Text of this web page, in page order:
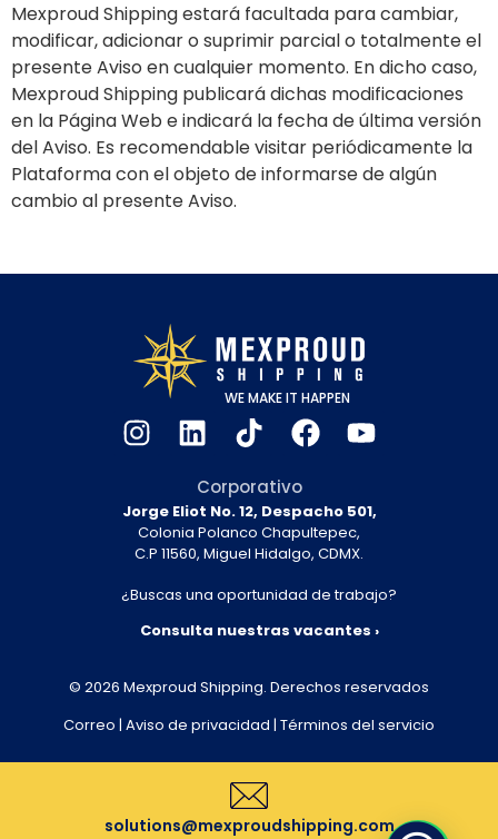
Mexproud Shipping estará facultada para cambiar,
modificar, adicionar o suprimir parcial o totalmente el
presente Aviso en cualquier momento. En dicho caso,
Mexproud Shipping publicará dichas modificaciones
en la Página Web e indicará la fecha de última versión
del Aviso. Es recomendable visitar periódicamente la
Plataforma con el objeto de informarse de algún
cambio al presente Aviso.
WE MAKE IT HAPPEN
Corporativo
Jorge Eliot No. 12, Despacho 501,
Colonia Polanco Chapultepec,
C.P 11560, Miguel Hidalgo, CDMX.
¿Buscas una oportunidad de trabajo?
Consulta nuestras vacantes ›
© 2026 Mexproud Shipping. Derechos reservados
Correo | Aviso de privacidad | Términos del servicio
solutions@mexproudshipping.com